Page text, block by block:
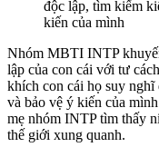
độc lập, tìm kiếm
kiến ​​​​của mình
Nhóm MBTI INTP
lập của con cái với tư
khích con cái họ suy
và bảo vệ ý kiến ​​​​của
mẹ nhóm INTP tìm thấy
thế giới xung quanh.